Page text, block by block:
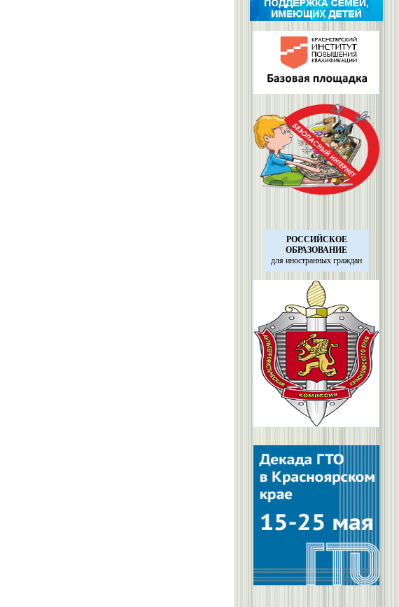
РОССИЙСКОЕ
ОБРАЗОВАНИЕ
для иностранных граждан